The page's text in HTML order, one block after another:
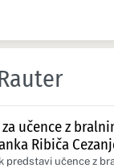
učence z
Ribiča
predstavi učence z